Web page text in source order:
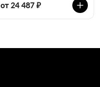
от 24 487 ₽